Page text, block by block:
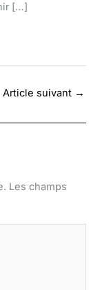
[…]
Article suivant →
Les champs